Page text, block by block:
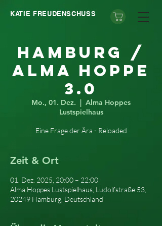
KATIE FREUDENSCHUSS
Hamburg /
Alma Hoppe
3.0
Mo., 01. Dez.
  |
Alma Hoppes
Lustspielhaus
Eine Frage der Ära - Reloaded
Zeit & Ort
01. Dez. 2025, 20:00 – 22:00
Alma Hoppes Lustspielhaus, Ludolfstraße 53,
20249 Hamburg, Deutschland